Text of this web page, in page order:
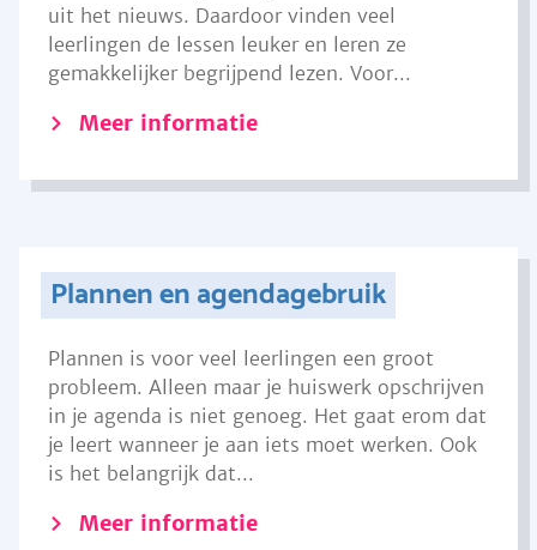
uit het nieuws. Daardoor vinden veel
leerlingen de lessen leuker en leren ze
gemakkelijker begrijpend lezen. Voor...
Meer informatie
Plannen en agendagebruik
Plannen is voor veel leerlingen een groot
probleem. Alleen maar je huiswerk opschrijven
in je agenda is niet genoeg. Het gaat erom dat
je leert wanneer je aan iets moet werken. Ook
is het belangrijk dat...
Meer informatie